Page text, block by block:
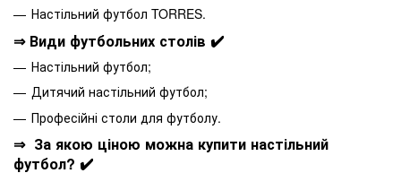
Настільний футбол TORRES.
⇒ Види футбольних столів ✔️
Настільний футбол;
Дитячий настільний футбол;
Професійні столи для футболу.
⇒ За якою ціною можна купити настільний
футбол? ✔️